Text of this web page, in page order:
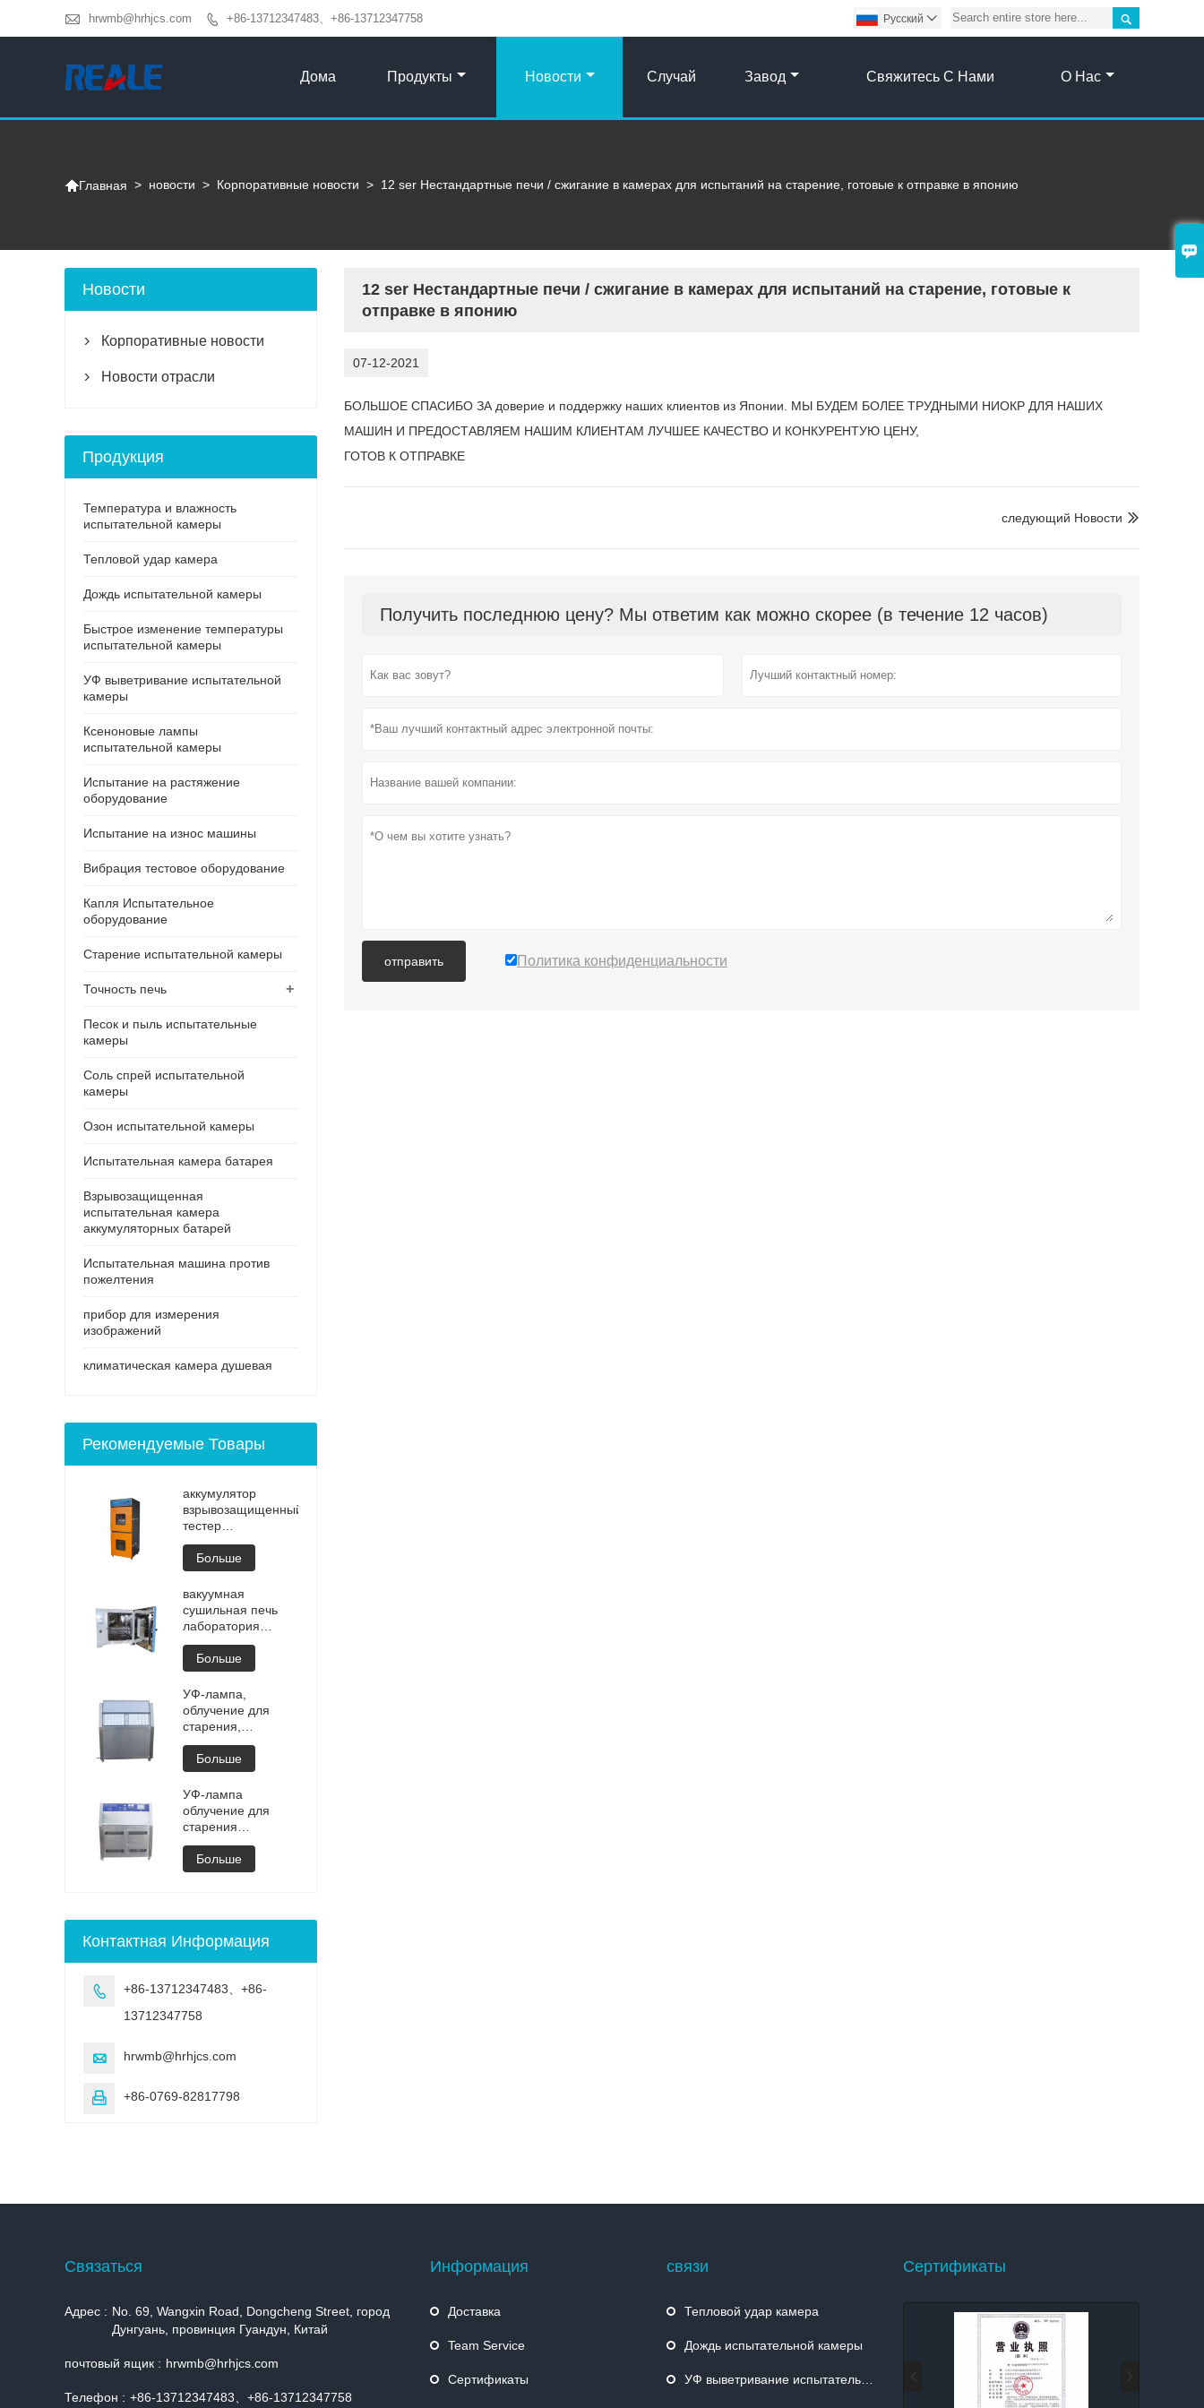

 hrwmb@hrhjcs.com  +86-13712347483、+86-13712347758 
Pусский 
Дома Продукты Новости Случай Завод Свяжитесь С Нами О Нас
Главная > новости > Корпоративные новости > 12 ser Нестандартные печи / сжигание в камерах для испытаний на старение, готовые к отправке в японию
12 ser Нестандартные печи / сжигание в камерах для испытаний на старение, готовые к
отправке в японию
07-12-2021
БОЛЬШОЕ СПАСИБО ЗА доверие и поддержку наших клиентов из Японии. МЫ БУДЕМ БОЛЕЕ ТРУДНЫМИ НИОКР ДЛЯ НАШИХ
МАШИН И ПРЕДОСТАВЛЯЕМ НАШИМ КЛИЕНТАМ ЛУЧШЕЕ КАЧЕСТВО И КОНКУРЕНТУЮ ЦЕНУ,
ГОТОВ К ОТПРАВКЕ

следующий Hовости
Получить последнюю цену? Мы ответим как можно скорее (в течение 12 часов)
отправить Политика конфиденциальности
Новости
 Корпоративные новости
 Новости отрасли
Продукция
Температура и влажность
испытательной камеры
Тепловой удар камера
Дождь испытательной камеры
Быстрое изменение температуры
испытательной камеры
УФ выветривание испытательной
камеры
Ксеноновые лампы
испытательной камеры
Испытание на растяжение
оборудование
Испытание на износ машины
Вибрация тестовое оборудование
Капля Испытательное
оборудование
Старение испытательной камеры
+
Точность печь
Песок и пыль испытательные
камеры
Соль спрей испытательной
камеры
Озон испытательной камеры
Испытательная камера батарея
Взрывозащищенная
испытательная камера
аккумуляторных батарей
Испытательная машина против
пожелтения
прибор для измерения
изображений
климатическая камера душевая
Рекомендуемые Товары
аккумулятор
взрывозащищенный
тестер
Высококачественный
портативный
аккумулятор
ноутбука
Испытание
литиевым взрывом
тестер взрыва
аккумуляторные
тестеры цена
изготовления
Больше
вакуумная
сушильная печь
лаборатория
высокотемпературная
программируемая
вакуумная
сушильная печь
камера вакуумной
дегазации цена
индивидуального
сушильного
оборудования для
вакуумной сушки
Больше
УФ-лампа,
облучение для
старения,
регулируемая
испытательная
камера, машина,
УФ-камера для
выветривания,
старение, УФ-
испытание
Больше
УФ-лампа
облучение для
старения
регулируемая
испытательная
камера
Больше
Контактная Информация

+86-13712347483、+86-
13712347758
 hrwmb@hrhjcs.com
 +86-0769-82817798
Cвязаться
Адрес : No. 69, Wangxin Road, Dongcheng Street, город
Дунгуань, провинция Гуандун, Китай
почтовый ящик : hrwmb@hrhjcs.com
Телефон : +86-13712347483、+86-13712347758
Информация
Доставка
Team Service
Сертификаты
связи
Тепловой удар камера
Дождь испытательной камеры
УФ выветривание испытательной камеры
Сертификаты